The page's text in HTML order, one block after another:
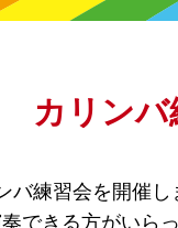
カリンバ
練習会を開催し
できる方がいら